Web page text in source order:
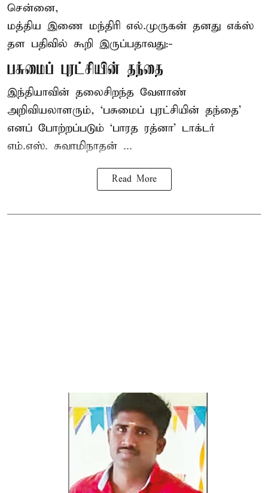
சென்னை,
மத்திய இணை மந்திரி எல்.முருகன் தனது எக்ஸ்
தள பதிவில் கூறி இருப்பதாவது:-
பசுமைப் புரட்சியின் தந்தை
இந்தியாவின் தலைசிறந்த வேளாண்
அறிவியலாளரும், ‘பசுமைப் புரட்சியின் தந்தை’
எனப் போற்றப்படும் ‘பாரத ரத்னா’ டாக்டர்
எம்.எஸ். சுவாமிநாதன் ...
Read More